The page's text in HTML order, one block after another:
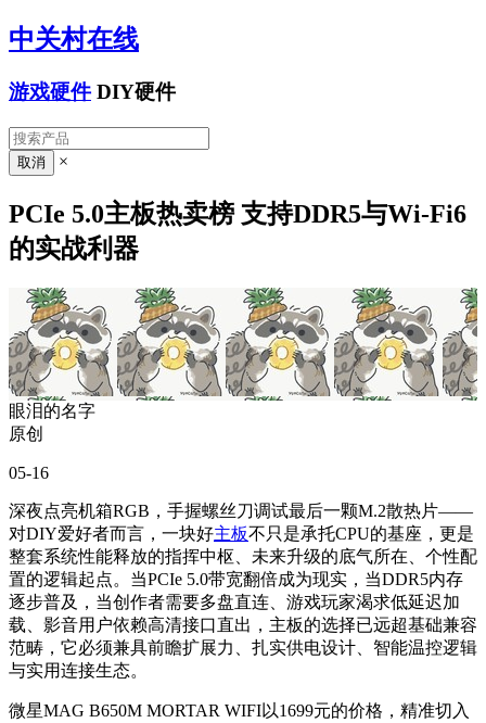
中关村在线
游戏硬件 DIY硬件
×
PCIe 5.0主板热卖榜 支持DDR5与Wi-Fi6
的实战利器
眼泪的名字
原创
05-16
深夜点亮机箱RGB，手握螺丝刀调试最后一颗M.2散热片——
对DIY爱好者而言，一块好主板不只是承托CPU的基座，更是
整套系统性能释放的指挥中枢、未来升级的底气所在、个性配
置的逻辑起点。当PCIe 5.0带宽翻倍成为现实，当DDR5内存
逐步普及，当创作者需要多盘直连、游戏玩家渴求低延迟加
载、影音用户依赖高清接口直出，主板的选择已远超基础兼容
范畴，它必须兼具前瞻扩展力、扎实供电设计、智能温控逻辑
与实用连接生态。
微星MAG B650M MORTAR WIFI以1699元的价格，精准切入